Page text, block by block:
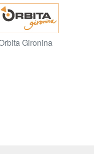
Gironina